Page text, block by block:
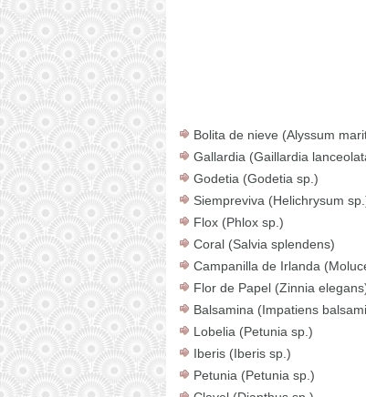
Bolita de nieve (Alyssum
Gallardia (Gaillardia
Godetia (Godetia sp.)
Siempreviva (Helichrysum
Flox (Phlox sp.)
Coral (Salvia splendens)
Campanilla de Irlanda
Flor de Papel (Zinnia
Balsamina (Impatiens
Lobelia (Petunia sp.)
Iberis (Iberis sp.)
Petunia (Petunia sp.)